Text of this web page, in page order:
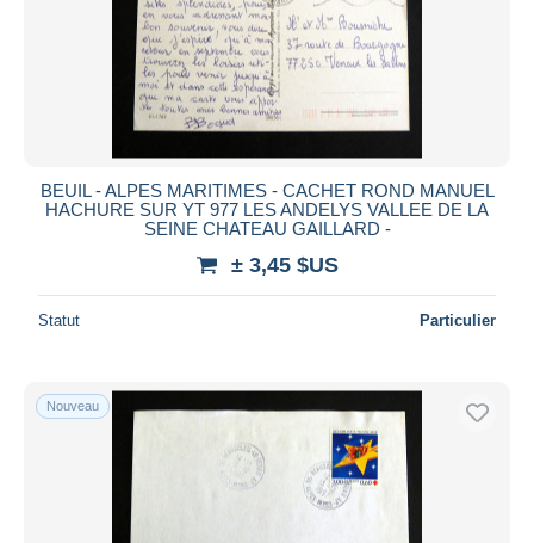
BEUIL - ALPES MARITIMES - CACHET ROND MANUEL
HACHURE SUR YT 977 LES ANDELYS VALLEE DE LA
SEINE CHATEAU GAILLARD -
± 3,45 $US
Statut Particulier
Nouveau